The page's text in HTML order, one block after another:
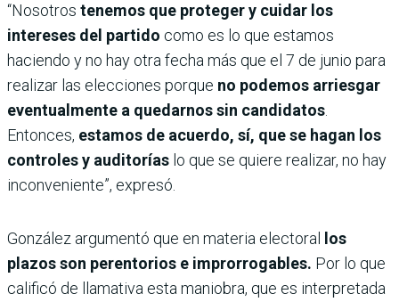
“Nosotros tenemos que proteger y cuidar los
intereses del partido como es lo que estamos
haciendo y no hay otra fecha más que el 7 de junio para
realizar las elecciones porque no podemos arriesgar
eventualmente a quedarnos sin candidatos
Entonces, estamos de acuerdo, sí, que se hagan los
controles y auditorías lo que se quiere realizar, no hay
inconveniente”, expresó.
González argumentó que en materia electoral los
plazos son perentorios e improrrogables. Por lo que
calificó de llamativa esta maniobra, que es interpretada